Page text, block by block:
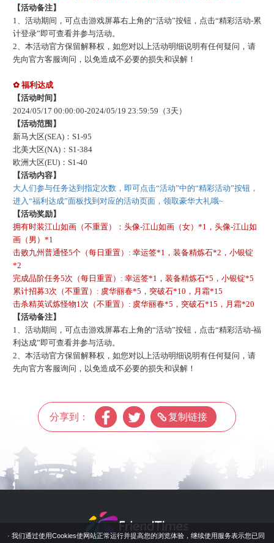
【活动备注】
1、活动期间，可点击游戏屏幕右上角的“活动”按钮，点击“精彩活动-累
计登录”即可查看并参与活动。
2、本活动官方保留解释权，如您对以上活动明细说明有任何疑问，请
先向官方客服询问，以免造成不必要的损失和误解！
✿ 福利达成
【活动时间】
2024/05/17 00:00:00-2024/05/19 23:59:59 （3天）
【活动范围】
新马大区(SEA)：S1-95
北美大区(NA)：S1-384
欧洲大区(EU)：S1-40
【活动内容】
大人们参与任务达到指定次数，即可点击“活动”中的“精彩活动”按钮，
进入“福利达成”面板找到对应的活动页面，领取豪华大礼哦~
【活动奖励】
拥有时装江山如画（不重置）：头像-江山如画（女） *1，头像-江山如
画（男） *1
击败九州普通怪5个（每日重置）: 幸运签*1，装备精炼石*2，小银锭
*2
完成品阶任务5次（每日重置）: 幸运签*1，装备精炼石*5，小银锭*5
累计招募3次（不重置）: 虞华丽春*5，突破石*10，月霜*15
击杀精英试炼怪物1次（不重置）: 虞华丽春*5，突破石*15，月霜*20
【活动备注】
1、活动期间，可点击游戏屏幕右上角的“活动”按钮，点击“精彩活动-福
利达成”即可查看并参与活动。
2、本活动官方保留解释权，如您对以上活动明细说明有任何疑问，请
先向官方客服询问，以免造成不必要的损失和误解！
分享到： 复制链接
· 我们通过使用Cookies使网站正常运行并提高您的浏览体验，继续使用服务表示您已同